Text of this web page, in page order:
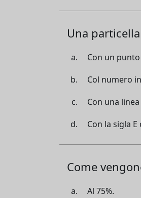
Una
Con un
Col numero
Con una
Con la sigla
Come
Al 75%.